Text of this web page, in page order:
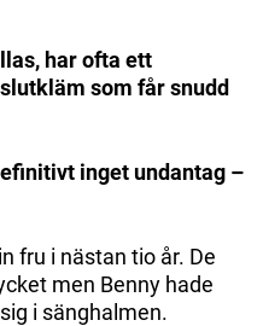
har ofta ett
som får snudd
inget undantag –
fru i nästan tio år. De
men Benny hade
i sänghalmen.